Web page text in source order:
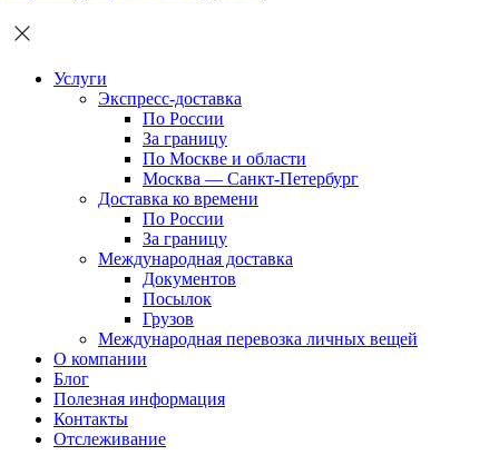
Услуги
Экспресс-доставка
По России
За границу
По Москве и области
Москва — Санкт-Петербург
Доставка ко времени
По России
За границу
Международная доставка
Документов
Посылок
Грузов
Международная перевозка личных вещей
О компании
Блог
Полезная информация
Контакты
Отслеживание